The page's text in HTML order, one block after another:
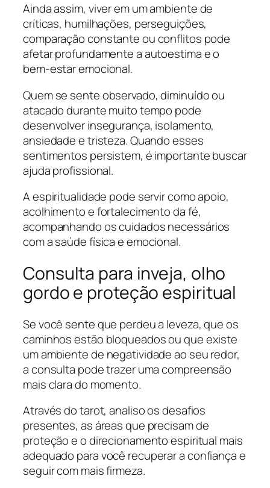
Ainda assim, viver em um ambiente de
críticas, humilhações, perseguições,
comparação constante ou conflitos pode
afetar profundamente a autoestima e o
bem-estar emocional.
Quem se sente observado, diminuído ou
atacado durante muito tempo pode
desenvolver insegurança, isolamento,
ansiedade e tristeza. Quando esses
sentimentos persistem, é importante buscar
ajuda profissional.
A espiritualidade pode servir como apoio,
acolhimento e fortalecimento da fé,
acompanhando os cuidados necessários
com a saúde física e emocional.
Consulta para inveja, olho
gordo e proteção espiritual
Se você sente que perdeu a leveza, que os
caminhos estão bloqueados ou que existe
um ambiente de negatividade ao seu redor,
a consulta pode trazer uma compreensão
mais clara do momento.
Através do tarot, analiso os desafios
presentes, as áreas que precisam de
proteção e o direcionamento espiritual mais
adequado para você recuperar a confiança e
seguir com mais firmeza.